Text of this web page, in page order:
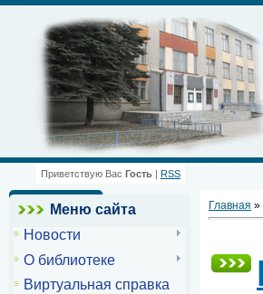
Приветствую Вас Гость | RSS
Меню сайта
Новости
О библиотеке
Виртуальная справка
Главная »